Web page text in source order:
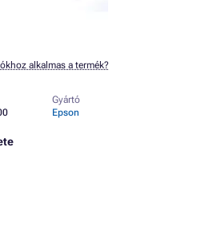
alkalmas a termék?
Gyártó
Epson